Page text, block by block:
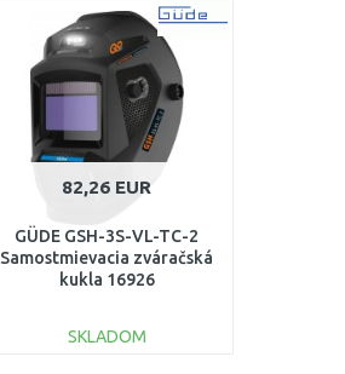
82,26 EUR
GÜDE GSH-3S-VL-TC-2
Samostmievacia zváračská
kukla 16926
SKLADOM